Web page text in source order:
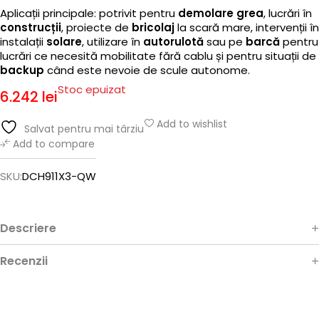
Aplicații principale: potrivit pentru demolare grea, lucrări în
construcții, proiecte de bricolajla scară mare, intervenții în
instalații solare, utilizare în autorulotăsau pe barcăpentru
lucrări ce necesită mobilitate fără cablu și pentru situații de
backup când este nevoie de scule autonome.
6.242 leiStoc epuizat
Salvat pentru mai târziu
Add to wishlist
Add to compare
SKU:DCH911X3-QW
Descriere
Recenzii